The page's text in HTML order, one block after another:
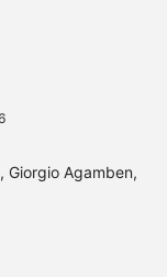
Giorgio Agamben,